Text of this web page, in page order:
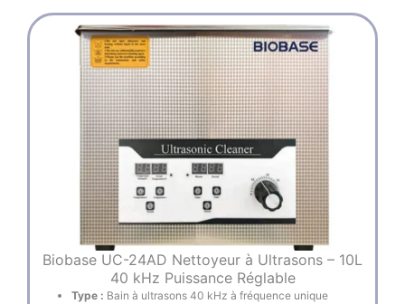
Biobase UC-24AD Nettoyeur à Ultrasons – 10L
40 kHz Puissance Réglable
Type : Bain à ultrasons 40 kHz à fréquence unique